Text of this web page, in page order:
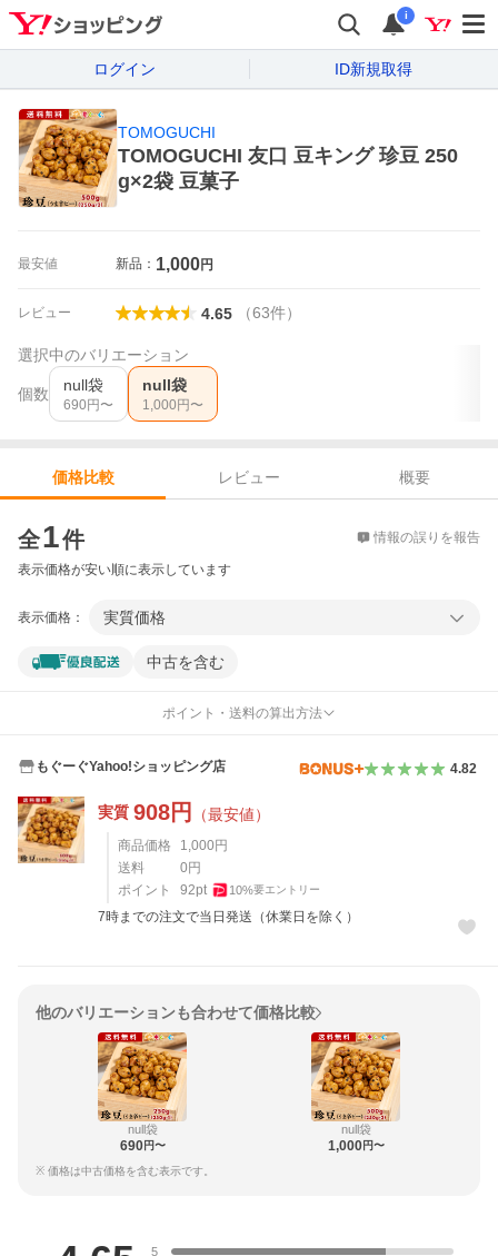
i
ログイン ID新規取得
TOMOGUCHI
TOMOGUCHI 友口 豆キング 珍豆 250
g×2袋 豆菓子
最安値 新品： 1,000円
レビュー 4.65 （63件）
選択中のバリエーション
個数 null袋
690 円〜
null袋
1,000 円〜
価格比較 レビュー
概要
全1件 情報の誤りを報告
表示価格が安い順に表示しています
表示価格： 実質価格
中古を含む
ポイント・送料の算出方法
もぐーぐYahoo!ショッピング店 4.82
実質 908円 （最安値）
商品価格 1,000 円
送料
0 円
ポイント
92pt 10%要エントリー
7時までの注文で当日発送（休業日を除く）
他のバリエーションも合わせて価格比較
null袋
690円〜
null袋
1,000円〜
※ 価格は中古価格を含む表示です。
5